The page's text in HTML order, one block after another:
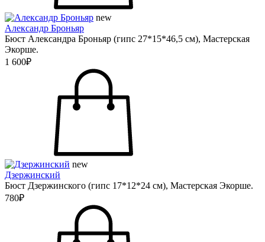
new
Александр Броньяр
Бюст Александра Броньяр (гипс 27*15*46,5 см), Мастерская
Экорше.
1 600₽
new
Дзержинский
Бюст Дзержинского (гипс 17*12*24 см), Мастерская Экорше.
780₽